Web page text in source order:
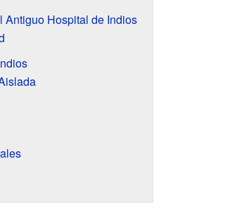
Antiguo Hospital de Indios